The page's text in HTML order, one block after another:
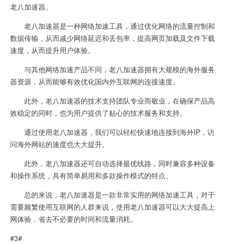
老八加速器。
老八加速器是一种网络加速工具，通过优化网络的流量控制和
数据传输，从而减少网络延迟和丢包率，提高网页加载及文件下载
速度，从而提升用户体验。
与其他网络加速产品不同，老八加速器拥有大规模的海外服务
器资源，从而能够有效优化国内外互联网的连接速度。
此外，老八加速器的技术支持团队专业而敬业，在确保产品高
效稳定的同时，也为用户提供了贴心的技术服务和支持。
通过使用老八加速器，我们可以轻松快速地连接到海外IP，访
问海外网站的速度也大大提升。
此外，老八加速器还可自动选择最优线路，同时兼容多种设备
和操作系统，具有简单易用和多款操作模式的特点。
总的来说，老八加速器是一款非常实用的网络加速工具，对于
需要频繁使用互联网的人群来说，使用老八加速器可以大大提高上
网体验，省去不必要的时间和流量消耗。
#3#